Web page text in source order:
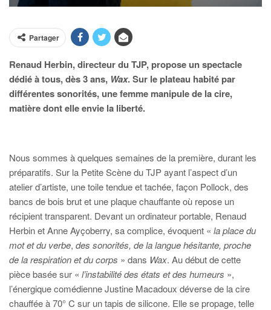
Partager
Renaud Herbin, directeur du TJP, propose un spectacle
dédié à tous, dès 3 ans, Wax. Sur le plateau habité par
différentes sonorités, une femme manipule de la cire,
matière dont elle envie la liberté.
Nous sommes à quelques semaines de la première, durant les
préparatifs. Sur la Petite Scène du TJP ayant l’aspect d’un
atelier d’artiste, une toile tendue et tachée, façon Pollock, des
bancs de bois brut et une plaque chauffante où repose un
récipient transparent. Devant un ordinateur portable, Renaud
Herbin et Anne Ayçoberry, sa complice, évoquent « la place du
mot et du verbe, des sonorités, de la langue hésitante, proche
de la respiration et du corps » dans Wax. Au début de cette
pièce basée sur « l’instabilité des états et des humeurs »,
l’énergique comédienne Justine Macadoux déverse de la cire
chauffée à 70° C sur un tapis de silicone. Elle se propage, telle